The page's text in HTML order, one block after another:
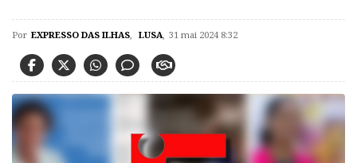
Por EXPRESSO DAS ILHAS, LUSA, 31 mai 2024 8:32